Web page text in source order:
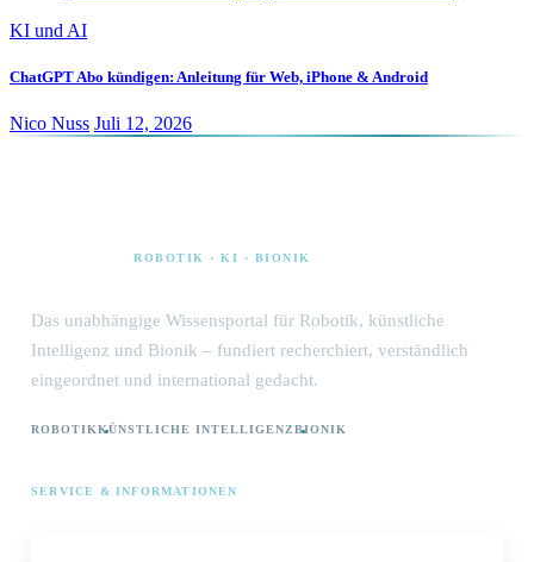
KI und AI
ChatGPT Abo kündigen: Anleitung für Web, iPhone & Android
Nico Nuss Juli 12, 2026
ROBOTIK · KI · BIONIK
Das unabhängige Wissensportal für Robotik, künstliche
Intelligenz und Bionik – fundiert recherchiert, verständlich
eingeordnet und international gedacht.
ROBOTIKKÜNSTLICHE INTELLIGENZBIONIK
SERVICE & INFORMATIONEN